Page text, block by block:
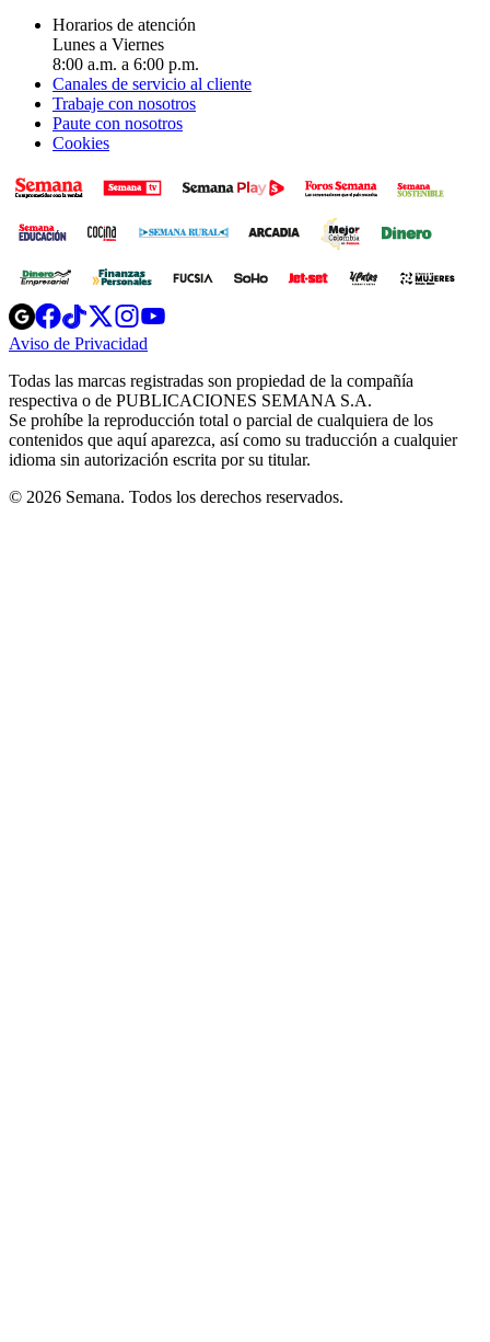
Horarios de atención
Lunes a Viernes
8:00 a.m. a 6:00 p.m.
Canales de servicio al cliente
Trabaje con nosotros
Paute con nosotros
Cookies
Opens
in
new
Opens
in
new
Opens
in
new
window
Opens
new
windowwindow
Aviso de Privacidad
new
window
Todas las marcas registradas son propiedad de la compañía
respectiva o de PUBLICACIONES SEMANA S.A.
Se prohíbe la reproducción total o parcial de cualquiera de los
contenidos que aquí aparezca, así como su traducción a cualquier
idioma sin autorización escrita por su titular.
© 2026 Semana. Todos los derechos reservados.